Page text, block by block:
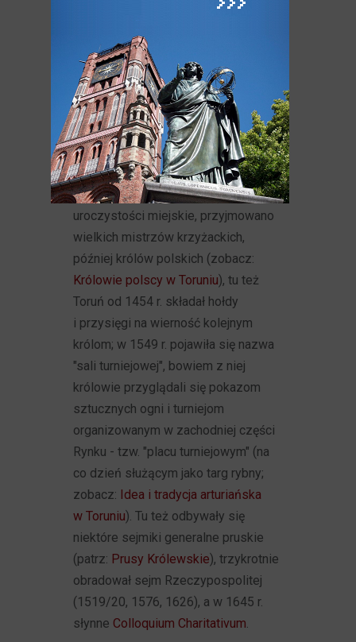
"długa") służąca wtedy różnym celom:
w dni powszednie korzystali z niej
sukiennicy (postrzyżyny i krojenie
sukna), a od 1518 r. odbywały się tu
również wybory członków Rady
i podział urzędów - kiera. Była to
największa sala w dawnym Toruniu,
stąd odbywały się tu też różne
uroczystości miejskie, przyjmowano
wielkich mistrzów krzyżackich,
później królów polskich (zobacz:
Królowie polscy w Toruniu), tu też
Toruń od 1454 r. składał hołdy
i przysięgi na wierność kolejnym
królom; w 1549 r. pojawiła się nazwa
"sali turniejowej", bowiem z niej
królowie przyglądali się pokazom
sztucznych ogni i turniejom
organizowanym w zachodniej części
Rynku - tzw. "placu turniejowym" (na
co dzień służącym jako targ rybny;
zobacz: Idea i tradycja arturiańska
w Toruniu). Tu też odbywały się
niektóre sejmiki generalne pruskie
(patrz: Prusy Królewskie), trzykrotnie
obradował sejm Rzeczypospolitej
(1519/20, 1576, 1626), a w 1645 r.
słynne Colloquium Charitativum.